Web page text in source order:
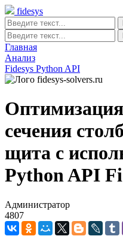
fidesys
Главная
Анализ
Fidesys Python API
сечения
щита с
Python API
Администратор
4807